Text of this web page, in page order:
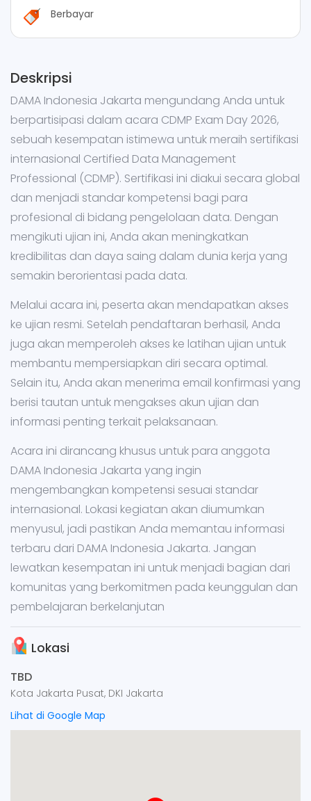
Deskripsi
DAMA Indonesia Jakarta mengundang Anda untuk
berpartisipasi dalam acara CDMP Exam Day 2026,
sebuah kesempatan istimewa untuk meraih sertifikasi
internasional Certified Data Management
Professional (CDMP). Sertifikasi ini diakui secara global
dan menjadi standar kompetensi bagi para
profesional di bidang pengelolaan data. Dengan
mengikuti ujian ini, Anda akan meningkatkan
kredibilitas dan daya saing dalam dunia kerja yang
semakin berorientasi pada data.
Melalui acara ini, peserta akan mendapatkan akses
ke ujian resmi. Setelah pendaftaran berhasil, Anda
juga akan memperoleh akses ke latihan ujian untuk
membantu mempersiapkan diri secara optimal.
Selain itu, Anda akan menerima email konfirmasi yang
berisi tautan untuk mengakses akun ujian dan
informasi penting terkait pelaksanaan.
Acara ini dirancang khusus untuk para anggota
DAMA Indonesia Jakarta yang ingin
mengembangkan kompetensi sesuai standar
internasional. Lokasi kegiatan akan diumumkan
menyusul, jadi pastikan Anda memantau informasi
terbaru dari DAMA Indonesia Jakarta. Jangan
lewatkan kesempatan ini untuk menjadi bagian dari
komunitas yang berkomitmen pada keunggulan dan
pembelajaran berkelanjutan
Lokasi
TBD
Kota Jakarta Pusat, DKI Jakarta
Lihat di Google Map
Berbayar